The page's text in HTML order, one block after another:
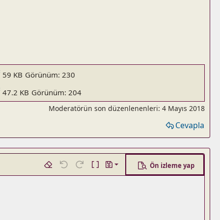
59 KB Görünüm: 230
47.2 KB Görünüm: 204
Moderatörün son düzenlenenleri: 4 Mayıs 2018
Cevapla
seçenek...Biçimlendirmeyi kaldır
Geri alileri alBB kodunu değiştir
Taslaklar
Taslağı kaydet
Ön izleme yap